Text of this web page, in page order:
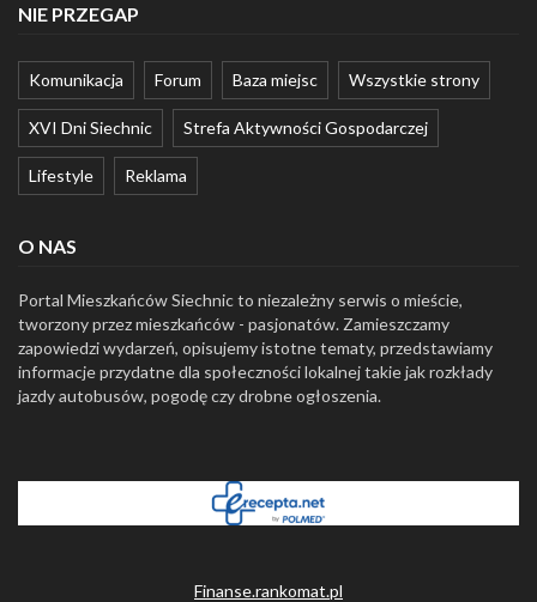
NIE PRZEGAP
Komunikacja Forum Baza miejsc Wszystkie strony
XVI Dni Siechnic Strefa Aktywności Gospodarczej
Lifestyle Reklama
O NAS
Portal Mieszkańców Siechnic to niezależny serwis o mieście,
tworzony przez mieszkańców - pasjonatów. Zamieszczamy
zapowiedzi wydarzeń, opisujemy istotne tematy, przedstawiamy
informacje przydatne dla społeczności lokalnej takie jak rozkłady
jazdy autobusów, pogodę czy drobne ogłoszenia.
Finanse.rankomat.pl